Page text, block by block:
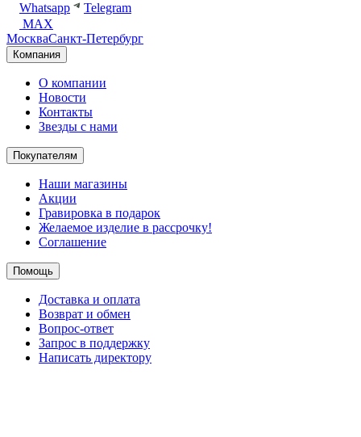
Whatsapp
Telegram
MAX
МоскваСанкт-Петербург
Компания
О компании
Новости
Контакты
Звезды с нами
Покупателям
Наши магазины
Акции
Гравировка в подарок
Желаемое изделие в рассрочку!
Соглашение
Помощь
Доставка и оплата
Возврат и обмен
Вопрос-ответ
Запрос в поддержку
Написать директору